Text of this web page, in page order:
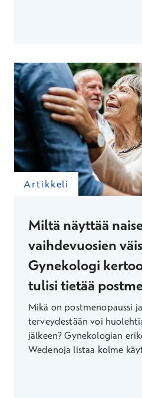
Artikkeli
Miltä näyttää
vaihdevuosien
Gynekologi
tulisi tietää
Mikä on postmenopaussi
terveydestään voi
jälkeen? Gynekologian
Wedenoja listaa kolme